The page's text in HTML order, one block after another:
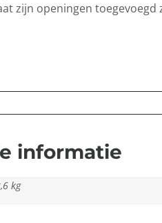
zijn openingen
informatie
kg